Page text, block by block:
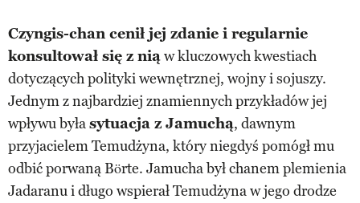
Czyngis-chan cenił jej zdanie i regularnie
konsultował się z niąw kluczowych kwestiach
dotyczących polityki wewnętrznej, wojny i sojuszy.
Jednym z najbardziej znamiennych przykładów jej
wpływu byłasytuacja z Jamuchą, dawnym
przyjacielem Temudżyna, który niegdyś pomógł mu
odbić porwaną Börte. Jamucha był chanem plemienia
Jadaranu i długo wspierał Temudżyna w jego drodze